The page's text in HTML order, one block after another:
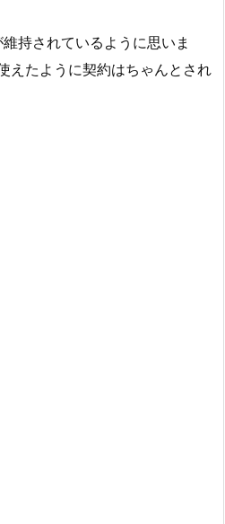
持されているように思いま
えたように契約はちゃんとされ